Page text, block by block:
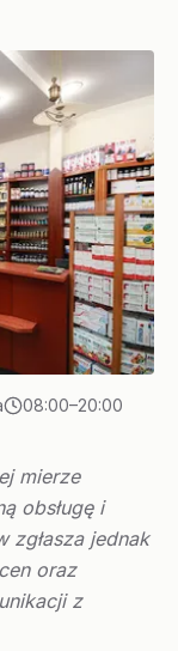
08:00–20:00
mierze
obsługę i
zgłasza jednak
oraz
z